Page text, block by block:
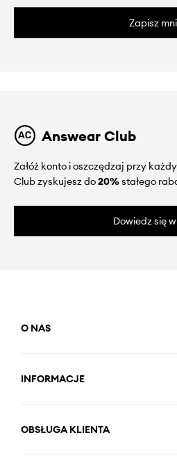
Zapisz
Answear Club
Załóż konto i oszczędzaj przy
Club zyskujesz do20%stałego
Dowiedz się
O NAS
INFORMACJE
OBSŁUGA KLIENTA